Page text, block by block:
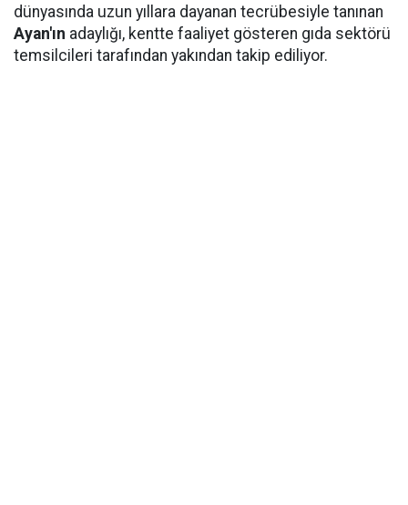
dünyasında uzun yıllara dayanan tecrübesiyle tanınan
Ayan'ın adaylığı, kentte faaliyet gösteren gıda sektörü
temsilcileri tarafından yakından takip ediliyor.